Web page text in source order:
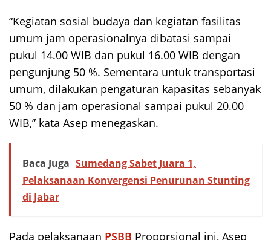
“Kegiatan sosial budaya dan kegiatan fasilitas
umum jam operasionalnya dibatasi sampai
pukul 14.00 WIB dan pukul 16.00 WIB dengan
pengunjung 50 %. Sementara untuk transportasi
umum, dilakukan pengaturan kapasitas sebanyak
50 % dan jam operasional sampai pukul 20.00
WIB,” kata Asep menegaskan.
Baca Juga Sumedang Sabet Juara 1,
Pelaksanaan Konvergensi Penurunan Stunting
di Jabar
Pada pelaksanaan PSBB Proporsional ini, Asep